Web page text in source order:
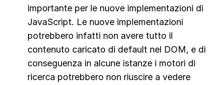
importante per le nuove implementazioni di
JavaScript. Le nuove implementazioni
potrebbero infatti non avere tutto il
contenuto caricato di default nel DOM, e di
conseguenza in alcune istanze i motori di
ricerca potrebbero non riuscire a vedere